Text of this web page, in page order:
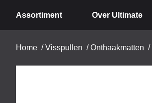
Assortiment Over Ultimate
Home /Visspullen /Onthaakmatten /